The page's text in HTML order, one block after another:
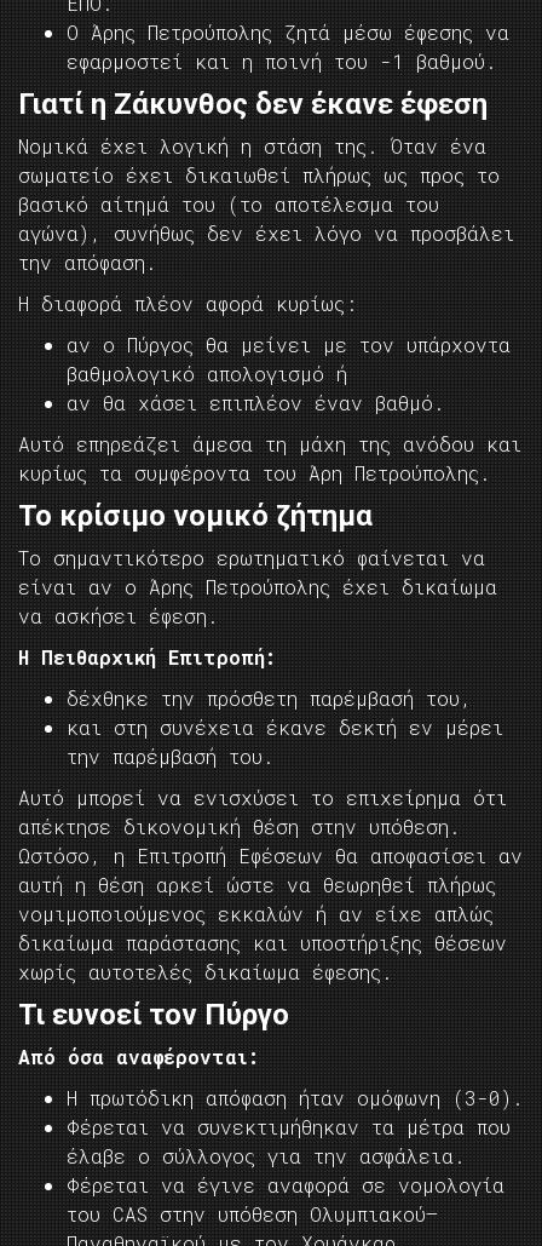
Ο Άρης Πετρούπολης ζητά μέσω έφεσης να
εφαρμοστεί και η ποινή του -1 βαθμού.
Γιατί η Ζάκυνθος δεν έκανε έφεση
Νομικά έχει λογική η στάση της. Όταν ένα
σωματείο έχει δικαιωθεί πλήρως ως προς το
βασικό αίτημά του (το αποτέλεσμα του
αγώνα), συνήθως δεν έχει λόγο να προσβάλει
την απόφαση.
Η διαφορά πλέον αφορά κυρίως:
αν ο Πύργος θα μείνει με τον υπάρχοντα
βαθμολογικό απολογισμό ή
αν θα χάσει επιπλέον έναν βαθμό.
Αυτό επηρεάζει άμεσα τη μάχη της ανόδου και
κυρίως τα συμφέροντα του Άρη Πετρούπολης.
Το κρίσιμο νομικό ζήτημα
Το σημαντικότερο ερωτηματικό φαίνεται να
είναι αν ο Άρης Πετρούπολης έχει δικαίωμα
να ασκήσει έφεση.
Η Πειθαρχική Επιτροπή:
δέχθηκε την πρόσθετη παρέμβασή του,
και στη συνέχεια έκανε δεκτή εν μέρει
την παρέμβασή του.
Αυτό μπορεί να ενισχύσει το επιχείρημα ότι
απέκτησε δικονομική θέση στην υπόθεση.
Ωστόσο, η Επιτροπή Εφέσεων θα αποφασίσει αν
αυτή η θέση αρκεί ώστε να θεωρηθεί πλήρως
νομιμοποιούμενος εκκαλών ή αν είχε απλώς
δικαίωμα παράστασης και υποστήριξης θέσεων
χωρίς αυτοτελές δικαίωμα έφεσης.
Τι ευνοεί τον Πύργο
Από όσα αναφέρονται:
Η πρωτόδικη απόφαση ήταν ομόφωνη (3-0).
Φέρεται να συνεκτιμήθηκαν τα μέτρα που
έλαβε ο σύλλογος για την ασφάλεια.
Φέρεται να έγινε αναφορά σε νομολογία
του CAS στην υπόθεση Ολυμπιακού–